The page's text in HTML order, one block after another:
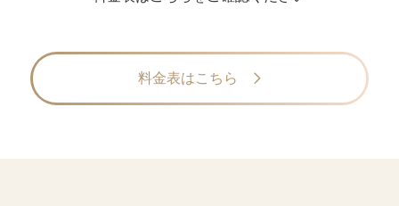
料金表はこちら